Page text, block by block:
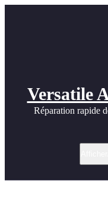
Versatile
Réparation rapide